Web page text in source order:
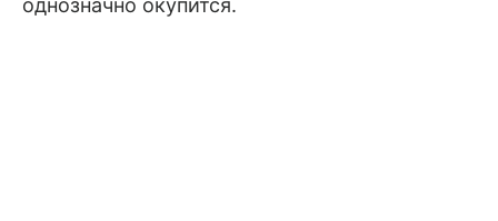
однозначно окупится.